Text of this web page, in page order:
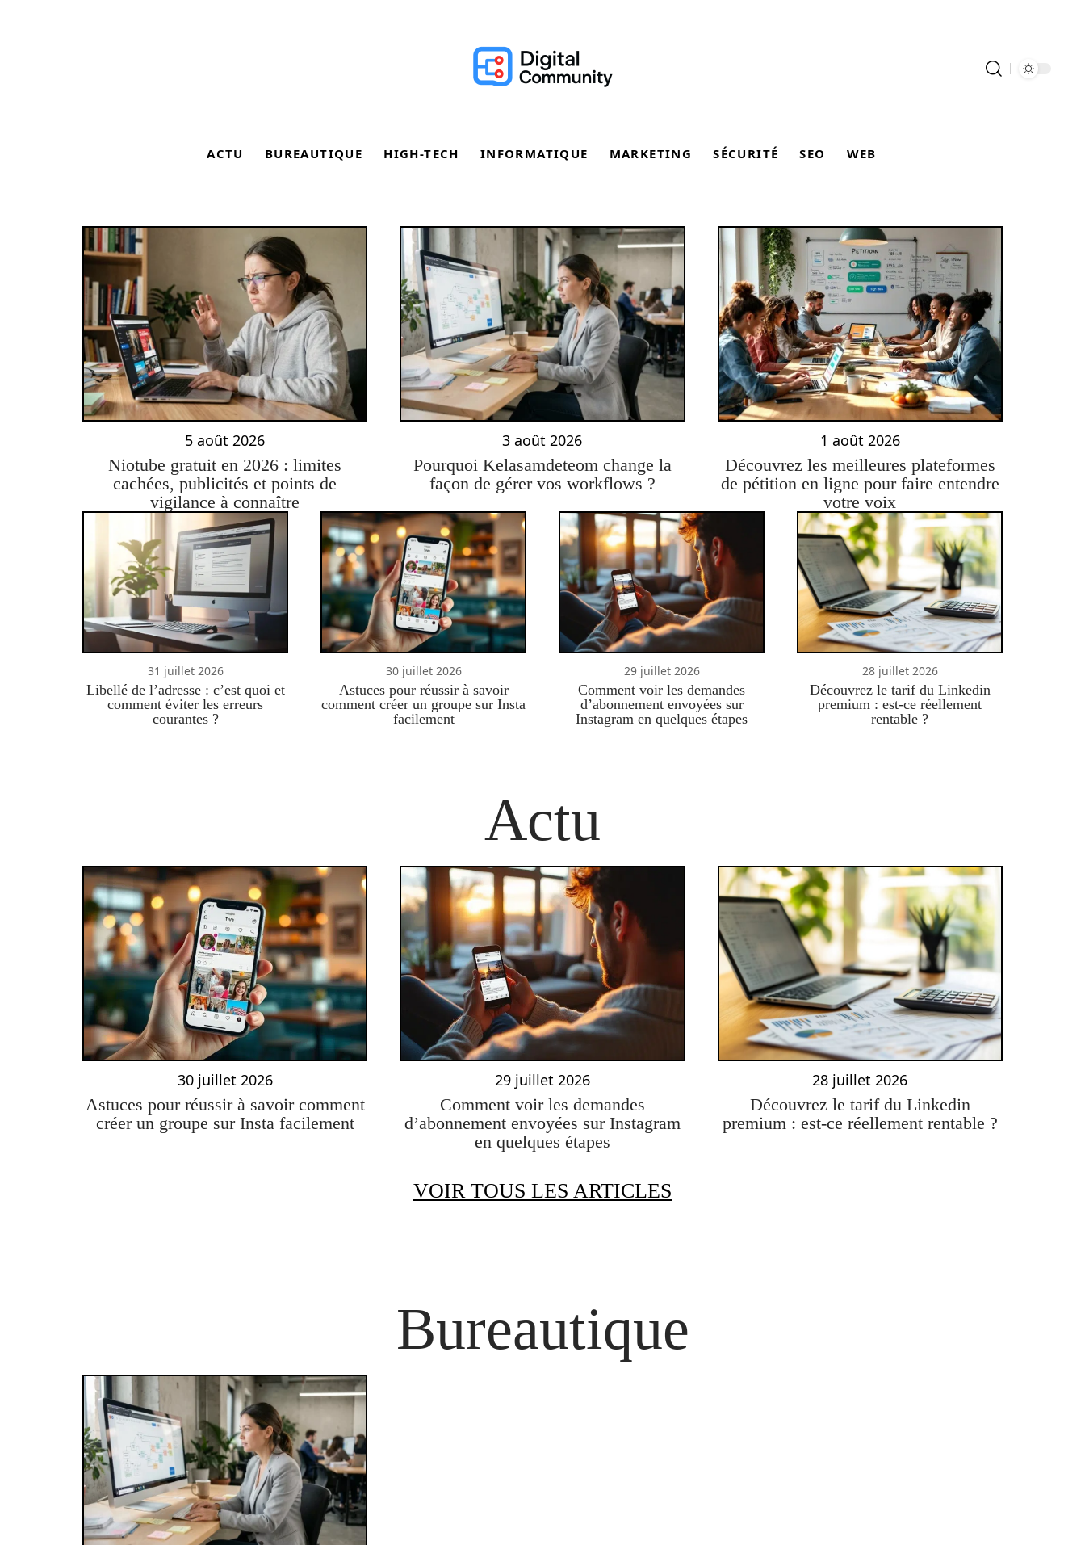
ACTU BUREAUTIQUE HIGH-TECH INFORMATIQUE MARKETING SÉCURITÉ SEO WEB
5 août 2026
Niotube gratuit en 2026 : limites
cachées, publicités et points de
vigilance à connaître
3 août 2026
Pourquoi Kelasamdeteom change la
façon de gérer vos workflows ?
1 août 2026
Découvrez les meilleures plateformes
de pétition en ligne pour faire entendre
votre voix
31 juillet 2026
Libellé de l’adresse : c’est quoi et
comment éviter les erreurs
courantes ?
30 juillet 2026
Astuces pour réussir à savoir
comment créer un groupe sur Insta
facilement
29 juillet 2026
Comment voir les demandes
d’abonnement envoyées sur
Instagram en quelques étapes
28 juillet 2026
Découvrez le tarif du Linkedin
premium : est-ce réellement
rentable ?
Actu
30 juillet 2026
Astuces pour réussir à savoir comment
créer un groupe sur Insta facilement
29 juillet 2026
Comment voir les demandes
d’abonnement envoyées sur Instagram
en quelques étapes
28 juillet 2026
Découvrez le tarif du Linkedin
premium : est-ce réellement rentable ?
VOIR TOUS LES ARTICLES
Bureautique